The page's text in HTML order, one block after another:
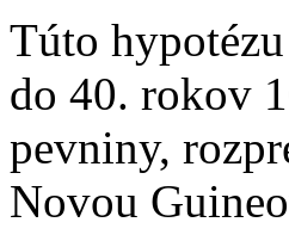
Túto
do 40. rokov
pevniny,
Novou